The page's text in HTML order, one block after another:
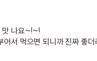
맛 나요~!~!
서 먹으면 되니까 진짜 좋더